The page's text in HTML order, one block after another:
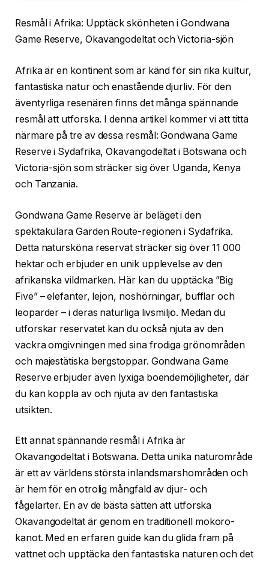
Resmål i Afrika: Upptäck skönheten i Gondwana
Game Reserve, Okavangodeltat och Victoria-sjön
Afrika är en kontinent som är känd för sin rika kultur,
fantastiska natur och enastående djurliv. För den
äventyrliga resenären finns det många spännande
resmål att utforska. I denna artikel kommer vi att titta
närmare på tre av dessa resmål: Gondwana Game
Reserve i Sydafrika, Okavangodeltat i Botswana och
Victoria-sjön som sträcker sig över Uganda, Kenya
och Tanzania.
Gondwana Game Reserve är beläget i den
spektakulära Garden Route-regionen i Sydafrika.
Detta natursköna reservat sträcker sig över 11 000
hektar och erbjuder en unik upplevelse av den
afrikanska vildmarken. Här kan du upptäcka ”Big
Five” – elefanter, lejon, noshörningar, bufflar och
leoparder – i deras naturliga livsmiljö. Medan du
utforskar reservatet kan du också njuta av den
vackra omgivningen med sina frodiga grönområden
och majestätiska bergstoppar. Gondwana Game
Reserve erbjuder även lyxiga boendemöjligheter, där
du kan koppla av och njuta av den fantastiska
utsikten.
Ett annat spännande resmål i Afrika är
Okavangodeltat i Botswana. Detta unika naturområde
är ett av världens största inlandsmarshområden och
är hem för en otrolig mångfald av djur- och
fågelarter. En av de bästa sätten att utforska
Okavangodeltat är genom en traditionell mokoro-
kanot. Med en erfaren guide kan du glida fram på
vattnet och upptäcka den fantastiska naturen och det